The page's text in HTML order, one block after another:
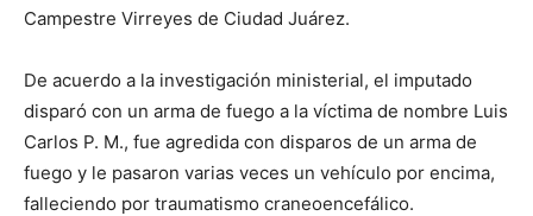
Campestre Virreyes de Ciudad Juárez.
De acuerdo a la investigación ministerial, el imputado
disparó con un arma de fuego a la víctima de nombre Luis
Carlos P. M., fue agredida con disparos de un arma de
fuego y le pasaron varias veces un vehículo por encima,
falleciendo por traumatismo craneoencefálico.